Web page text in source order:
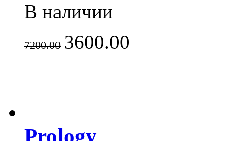
В наличии
7200.00 3600.00
Prology